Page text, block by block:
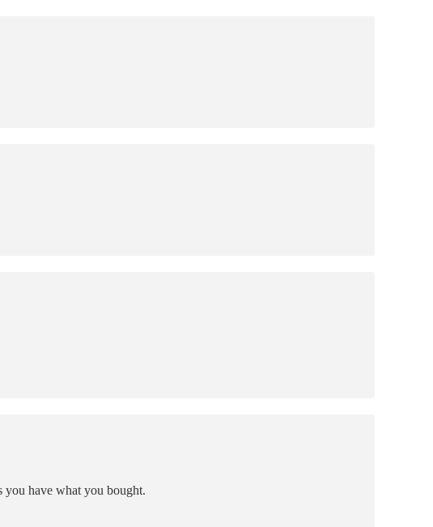
you have what you bought.